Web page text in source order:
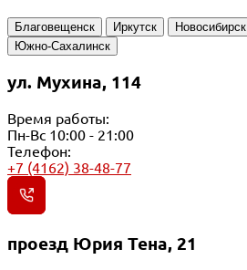
Благовещенск Иркутск Новосибирск
Южно-Сахалинск
ул. Мухина, 114
Время работы:
Пн-Вс 10:00 - 21:00
Телефон:
+7 (4162) 38-48-77
проезд Юрия Тена, 21